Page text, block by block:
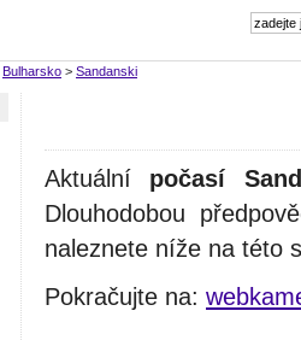
Bulharsko > Sandanski
Aktuální počasí
Dlouhodobou
naleznete níže na této
Pokračujte na: